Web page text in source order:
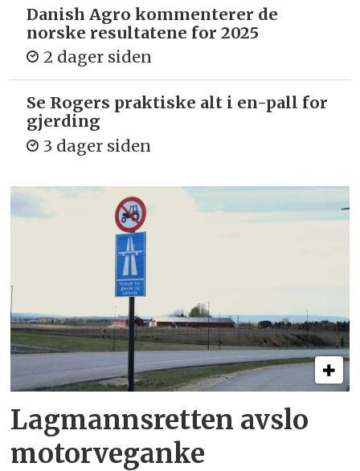
Danish Agro kommenterer de
norske resultatene for 2025
2 dager siden
Se Rogers praktiske alt i en-pall for
gjerding
3 dager siden
Lagmannsretten avslo
motorveganke